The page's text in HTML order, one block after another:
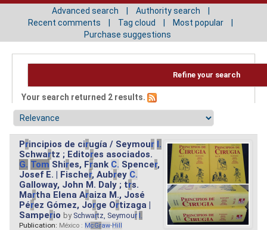
Advanced search
Authority search
Recent comments
Tag cloud
Most popular
Purchase suggestions
Refine your search
Your search returned 2 results.
Principios de cirugía / Seymour I.
Schwartz ; Editores asociados.
G. Tom Shires, Frank C. Spencer,
Josef E. | Fischer, Aubrey C.
Galloway, John M. Daly ; trs.
Martha Elena Araiza M., José
Pérez Gómez, Jorge Ortizaga |
Samperio by Schwartz, Seymour I.
Publication: México : McGraw-Hill